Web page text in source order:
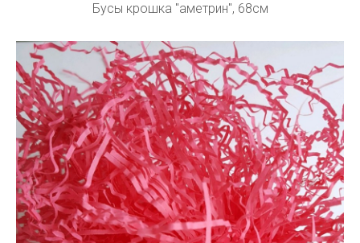
Бусы крошка "аметрин", 68см